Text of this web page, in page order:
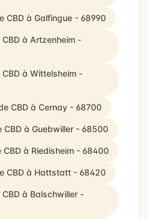
CBD à Galfingue - 68990
à Artzenheim -
à Wittelsheim -
CBD à Cernay - 68700
à Guebwiller - 68500
à Riedisheim - 68400
CBD à Hattstatt - 68420
à Balschwiller -